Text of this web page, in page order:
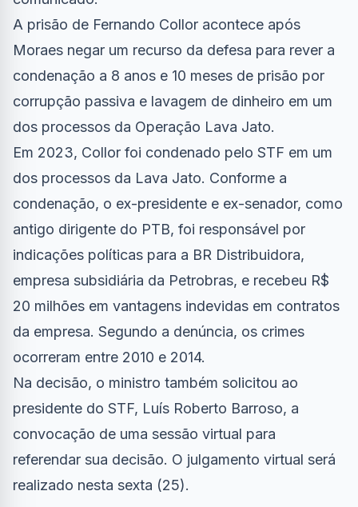
A prisão de Fernando Collor acontece após
Moraes negar um recurso da defesa para rever a
condenação a 8 anos e 10 meses de prisão por
corrupção passiva e lavagem de dinheiro em um
dos processos da Operação Lava Jato.
Em 2023, Collor foi condenado pelo STF em um
dos processos da Lava Jato. Conforme a
condenação, o ex-presidente e ex-senador, como
antigo dirigente do PTB, foi responsável por
indicações políticas para a BR Distribuidora,
empresa subsidiária da Petrobras, e recebeu R$
20 milhões em vantagens indevidas em contratos
da empresa. Segundo a denúncia, os crimes
ocorreram entre 2010 e 2014.
Na decisão, o ministro também solicitou ao
presidente do STF, Luís Roberto Barroso, a
convocação de uma sessão virtual para
referendar sua decisão. O julgamento virtual será
realizado nesta sexta (25).